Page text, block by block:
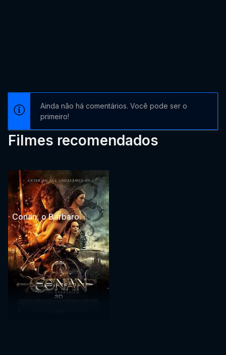
Ainda não há comentários. Você pode ser o
primeiro!
Filmes recomendados
Conan, o Bárbaro